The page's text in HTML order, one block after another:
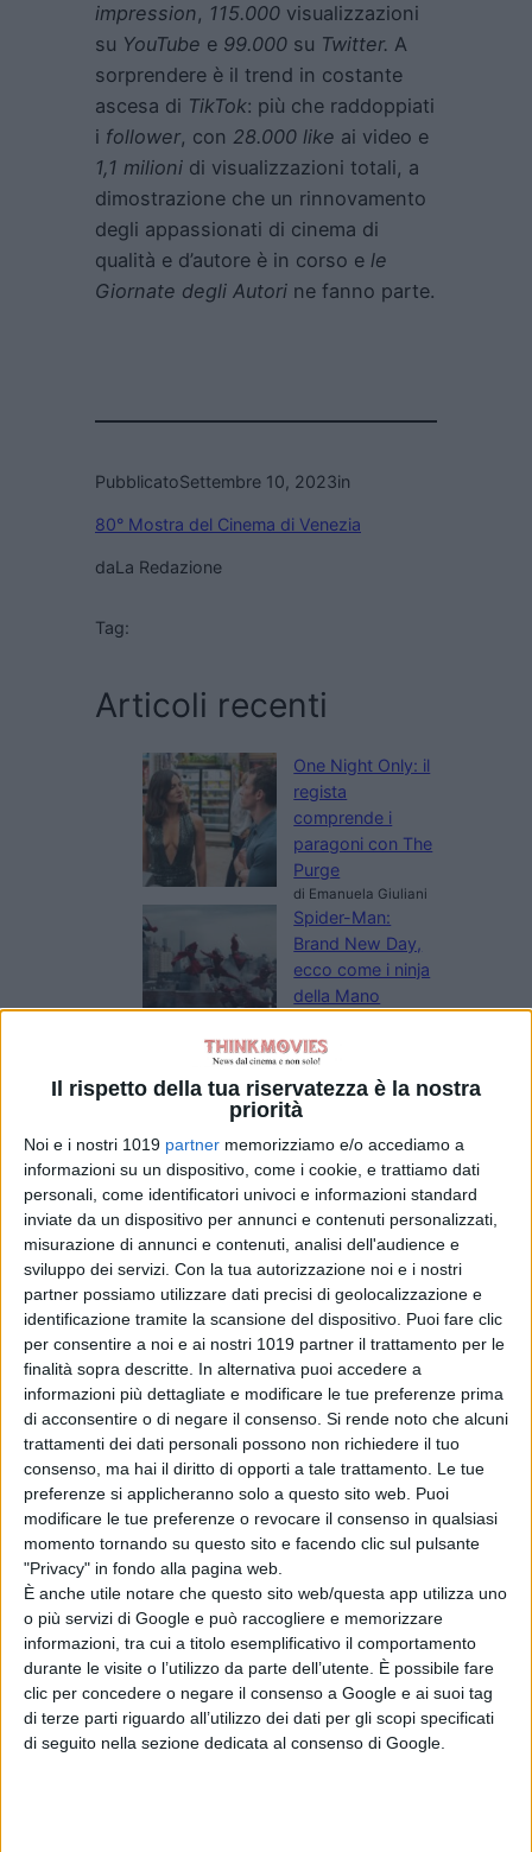
Il rispetto della tua riservatezza è la nostra
priorità
Noi e i nostri 1019 partner memorizziamo e/o accediamo a
informazioni su un dispositivo, come i cookie, e trattiamo dati
personali, come identificatori univoci e informazioni standard
inviate da un dispositivo per annunci e contenuti personalizzati,
misurazione di annunci e contenuti, analisi dell'audience e
sviluppo dei servizi. Con la tua autorizzazione noi e i nostri
partner possiamo utilizzare dati precisi di geolocalizzazione e
identificazione tramite la scansione del dispositivo. Puoi fare clic
per consentire a noi e ai nostri 1019 partner il trattamento per le
finalità sopra descritte. In alternativa puoi accedere a
informazioni più dettagliate e modificare le tue preferenze prima
di acconsentire o di negare il consenso. Si rende noto che alcuni
trattamenti dei dati personali possono non richiedere il tuo
consenso, ma hai il diritto di opporti a tale trattamento. Le tue
preferenze si applicheranno solo a questo sito web. Puoi
modificare le tue preferenze o revocare il consenso in qualsiasi
momento tornando su questo sito e facendo clic sul pulsante
"Privacy" in fondo alla pagina web.
È anche utile notare che questo sito web/questa app utilizza uno
o più servizi di Google e può raccogliere e memorizzare
informazioni, tra cui a titolo esemplificativo il comportamento
durante le visite o l’utilizzo da parte dell’utente. È possibile fare
clic per concedere o negare il consenso a Google e ai suoi tag
di terze parti riguardo all’utilizzo dei dati per gli scopi specificati
di seguito nella sezione dedicata al consenso di Google.
impression, 115.000 visualizzazioni
su YouTube e 99.000 su Twitter. A
sorprendere è il trend in costante
ascesa di TikTok: più che raddoppiati
i follower, con 28.000 like ai video e
1,1 milioni di visualizzazioni totali, a
dimostrazione che un rinnovamento
degli appassionati di cinema di
qualità e d’autore è in corso e le
Giornate degli Autori ne fanno parte.
PubblicatoSettembre 10, 2023in
80° Mostra del Cinema di Venezia
daLa Redazione
Tag:
Articoli recenti
One Night Only: il
regista
comprende i
paragoni con The
Purge
di Emanuela Giuliani
Spider-Man:
Brand New Day,
ecco come i ninja
della Mano
Fenice di Jean
di Emanuela Giuliani
Wildwood – I
segreti del bosco:
il poster
dell’animazione
stop-motion
LAIKA
di La Redazione
Normal: il trailer e
il poster del
nuovo film di Ben
Wheatley
di La Redazione
Godzilla Minus
Zero: il re dei
mostri torna nel
teaser trailer
italiano
Chi siamoContatti Privacy PolicyCookie Policy
Emanuela Giuliani CFGLNMNL77T43L639 Disclaimer